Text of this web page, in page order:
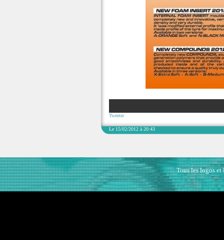
Tweeter
Le 15/02/2012 à 20:43
Tous les logos et